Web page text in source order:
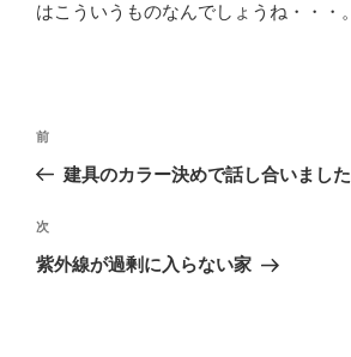
はこういうものなんでしょうね・・・。
投
ビ
ゲ
過
去
投
稿
前
建具のカラー決めで話し合いました
次
の
次
紫外線が過剰に入らない家